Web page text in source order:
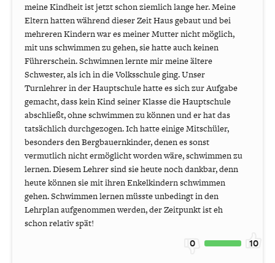
meine Kindheit ist jetzt schon ziemlich lange her. Meine
Eltern hatten während dieser Zeit Haus gebaut und bei
mehreren Kindern war es meiner Mutter nicht möglich,
mit uns schwimmen zu gehen, sie hatte auch keinen
Führerschein. Schwimnen lernte mir meine ältere
Schwester, als ich in die Volksschule ging. Unser
Turnlehrer in der Hauptschule hatte es sich zur Aufgabe
gemacht, dass kein Kind seiner Klasse die Hauptschule
abschließt, ohne schwimmen zu können und er hat das
tatsächlich durchgezogen. Ich hatte einige Mitschüler,
besonders den Bergbauernkinder, denen es sonst
vermutlich nicht ermöglicht worden wäre, schwimmen zu
lernen. Diesem Lehrer sind sie heute noch dankbar, denn
heute können sie mit ihren Enkelkindern schwimmen
gehen. Schwimmen lernen müsste unbedingt in den
Lehrplan aufgenommen werden, der Zeitpunkt ist eh
schon relativ spät!
0 10